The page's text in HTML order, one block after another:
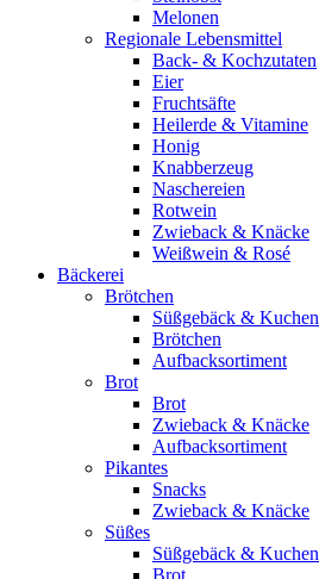
Melonen
Regionale Lebensmittel
Back- & Kochzutaten
Eier
Fruchtsäfte
Heilerde & Vitamine
Honig
Knabberzeug
Naschereien
Rotwein
Zwieback & Knäcke
Weißwein & Rosé
Bäckerei
Brötchen
Süßgebäck & Kuchen
Brötchen
Aufbacksortiment
Brot
Brot
Zwieback & Knäcke
Aufbacksortiment
Pikantes
Snacks
Zwieback & Knäcke
Süßes
Süßgebäck & Kuchen
Brot